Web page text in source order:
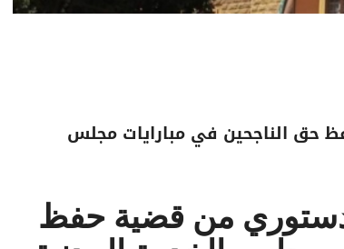
الناجحين في مبارايات مجلس
من قضية حفظ